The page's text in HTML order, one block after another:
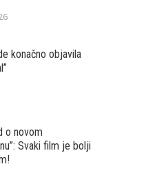
konačno objavila
o novom
Svaki film je bolji